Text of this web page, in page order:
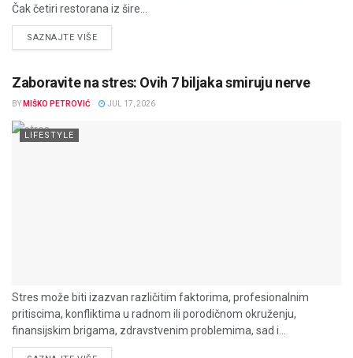
Čak četiri restorana iz šire...
SAZNAJTE VIŠEDETAILS
Zaboravite na stres: Ovih 7 biljaka smiruju nerve
BY MIŠKO PETROVIĆ JUL 17, 2026
LIFESTYLE
Stres može biti izazvan različitim faktorima, profesionalnim
pritiscima, konfliktima u radnom ili porodičnom okruženju,
finansijskim brigama, zdravstvenim problemima, sad i...